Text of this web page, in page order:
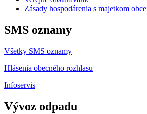
Zásady hospodárenia s majetkom obce
SMS oznamy
Všetky SMS oznamy
Hlásenia obecného rozhlasu
Infoservis
Vývoz odpadu